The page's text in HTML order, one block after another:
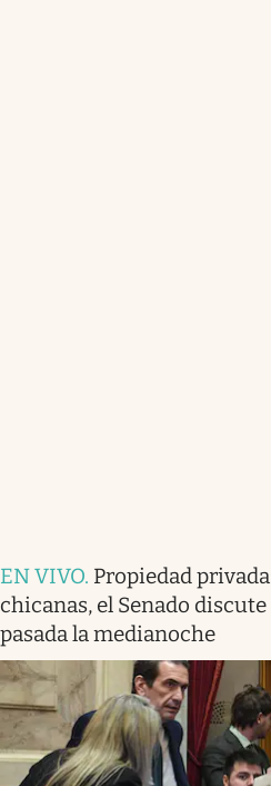
EN VIVO. Propiedad
chicanas, el Senado
pasada la medianoche